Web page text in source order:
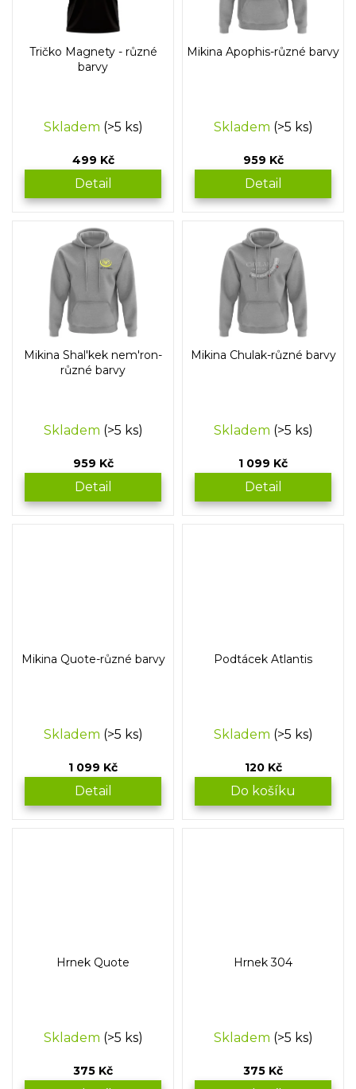
Tričko Magnety - různé
barvy
Skladem (>5 ks)
499 Kč
Detail
Mikina Apophis-různé barvy
Skladem (>5 ks)
959 Kč
Detail
Mikina Shal'kek nem'ron-
různé barvy
Skladem (>5 ks)
959 Kč
Detail
Mikina Chulak-různé barvy
Skladem (>5 ks)
1 099 Kč
Detail
Mikina Quote-různé barvy
Skladem (>5 ks)
1 099 Kč
Detail
Podtácek Atlantis
Skladem (>5 ks)
120 Kč
Do košíku
Hrnek Quote
Skladem (>5 ks)
375 Kč
Hrnek 304
Skladem (>5 ks)
375 Kč